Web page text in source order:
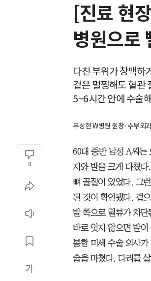
[진료 현
병원으로
다친 부위가 창백하
겉은 멀쩡해도 혈관
5~6시간 안에 수술
우상현 W병원 원장·수부외
0
60대 중반 남성 A씨는
지와 발을 크게 다쳤
뼈 골절이 있었다. 그
된 것이 확인됐다. 겉
발 쪽으로 혈류가 차
바로 잇지 않으면 발
봉합 미세 수술 의사
술을 마쳤다. 다리를